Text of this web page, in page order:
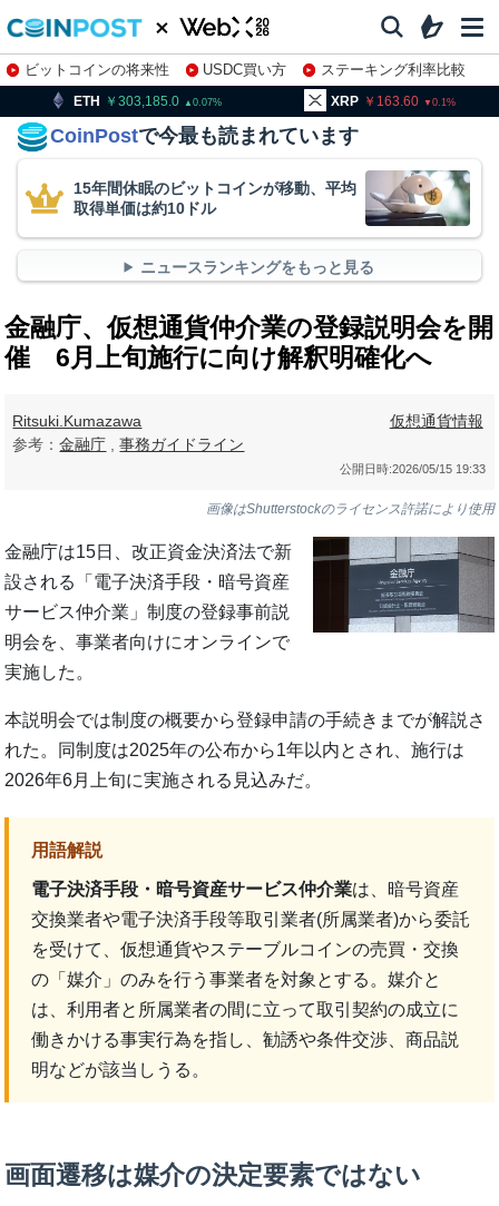
ビットコインの将来性 USDC買い方
ステーキング利率比較
株特集・関連銘柄
0.07 XRP 0.1 BNB
CoinPostで今最も読まれています
15年間休眠のビットコインが移動、平均
取得単価は約10ドル
ニュースランキングをもっと見る
金融庁、仮想通貨仲介業の登録説明会を開
催 6月上旬施行に向け解釈明確化へ
Ritsuki.Kumazawa
参考：金融庁 ,事務ガイドライン
仮想通貨情報
公開日時:2026/05/15 19:33
画像はShutterstockのライセンス許諾により使用
金融庁は15日、改正資金決済法で新
設される「電子決済手段・暗号資産
サービス仲介業」制度の登録事前説
明会を、事業者向けにオンラインで
実施した。
本説明会では制度の概要から登録申請の手続きまでが解説さ
れた。同制度は2025年の公布から1年以内とされ、施行は
2026年6月上旬に実施される見込みだ。
用語解説
電子決済手段・暗号資産サービス仲介業は、暗号資産
交換業者や電子決済手段等取引業者(所属業者)から委託
を受けて、仮想通貨やステーブルコインの売買・交換
の「媒介」のみを行う事業者を対象とする。媒介と
は、利用者と所属業者の間に立って取引契約の成立に
働きかける事実行為を指し、勧誘や条件交渉、商品説
明などが該当しうる。
画面遷移は媒介の決定要素ではない